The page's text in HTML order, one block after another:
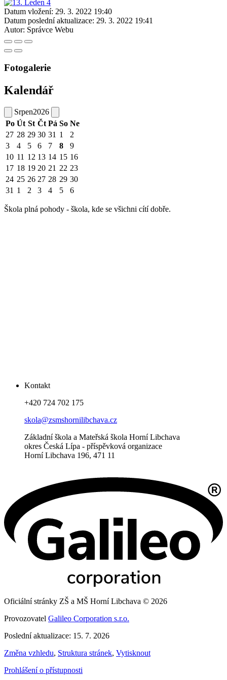
Datum vložení: 29. 3. 2022 19:40
Datum poslední aktualizace: 29. 3. 2022 19:41
Autor: Správce Webu
Fotogalerie
Kalendář
Srpen2026
Po Út St Čt Pá So Ne
27 28 29 30 31 1
2
3
4 5 6 7 8
9
10 11 12 13 14 15 16
17 18 19 20 21 22 23
24 25 26 27 28 29 30
31 1 2 3 4 5 6
Škola plná pohody - škola, kde se všichni cítí dobře.
Kontakt
+420 724 702 175
skola@zsmshornilibchava.cz
Základní škola a Mateřská škola Horní Libchava
okres Česká Lípa - příspěvková organizace
Horní Libchava 196, 471 11
Oficiální stránky ZŠ a MŠ Horní Libchava © 2026
Provozovatel Galileo Corporation s.r.o.
Poslední aktualizace: 15. 7. 2026
Změna vzhledu, Struktura stránek, Vytisknout
Prohlášení o přístupnosti